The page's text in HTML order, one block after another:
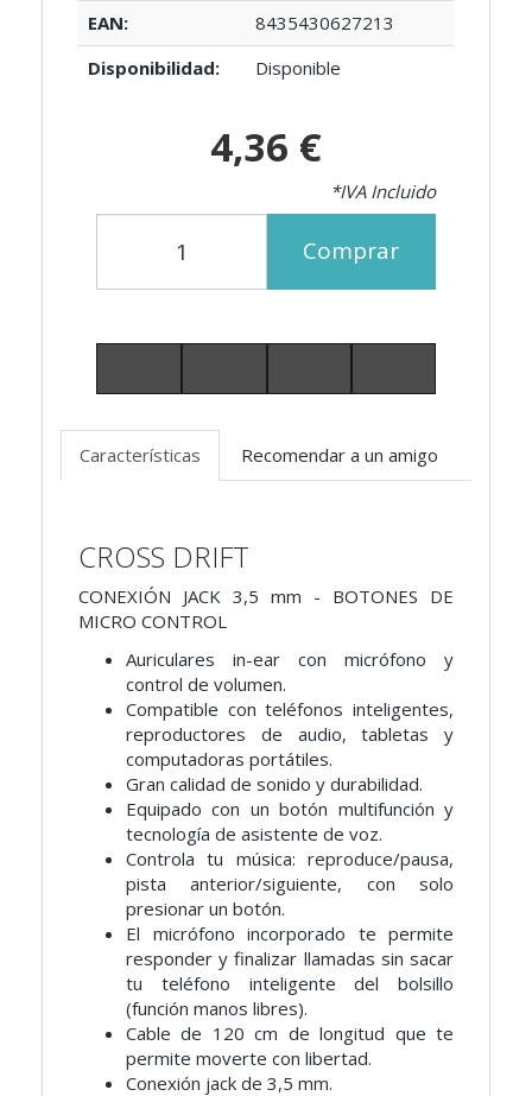
EAN:
8435430627213
Disponibilidad:
Disponible
4,36 €
*IVA Incluido
Comprar
Características Recomendar a un amigo
CROSS DRIFT
CONEXIÓN JACK 3,5 mm - BOTONES DE
MICRO CONTROL
Auriculares in-ear con micrófono y
control de volumen.
Compatible con teléfonos inteligentes,
reproductores de audio, tabletas y
computadoras portátiles.
Gran calidad de sonido y durabilidad.
Equipado con un botón multifunción y
tecnología de asistente de voz.
Controla tu música: reproduce/pausa,
pista anterior/siguiente, con solo
presionar un botón.
El micrófono incorporado te permite
responder y finalizar llamadas sin sacar
tu teléfono inteligente del bolsillo
(función manos libres).
Cable de 120 cm de longitud que te
permite moverte con libertad.
Conexión jack de 3,5 mm.